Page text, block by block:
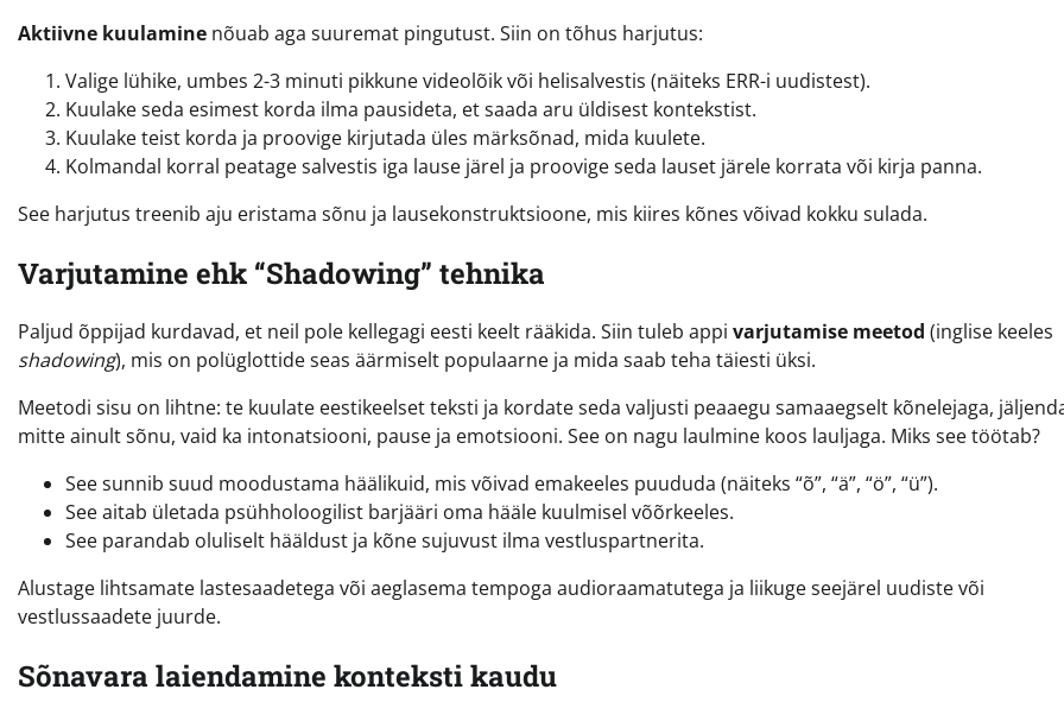
Aktiivne kuulamine nõuab aga suuremat pingutust. Siin on tõhus harjutus:
Valige lühike, umbes 2-3 minuti pikkune videolõik või helisalvestis (näiteks ERR-i uudistest).
Kuulake seda esimest korda ilma pausideta, et saada aru üldisest kontekstist.
Kuulake teist korda ja proovige kirjutada üles märksõnad, mida kuulete.
Kolmandal korral peatage salvestis iga lause järel ja proovige seda lauset järele korrata või kirja panna.
See harjutus treenib aju eristama sõnu ja lausekonstruktsioone, mis kiires kõnes võivad kokku sulada.
Varjutamine ehk “Shadowing” tehnika
Paljud õppijad kurdavad, et neil pole kellegagi eesti keelt rääkida. Siin tuleb appi varjutamise meetod (inglise keeles
shadowing), mis on polüglottide seas äärmiselt populaarne ja mida saab teha täiesti üksi.
Meetodi sisu on lihtne: te kuulate eestikeelset teksti ja kordate seda valjusti peaaegu samaaegselt kõnelejaga,
mitte ainult sõnu, vaid ka intonatsiooni, pause ja emotsiooni. See on nagu laulmine koos lauljaga. Miks see töötab?
See sunnib suud moodustama häälikuid, mis võivad emakeeles puududa (näiteks “õ”, “ä”, “ö”, “ü”).
See aitab ületada psühholoogilist barjääri oma hääle kuulmisel võõrkeeles.
See parandab oluliselt hääldust ja kõne sujuvust ilma vestluspartnerita.
Alustage lihtsamate lastesaadetega või aeglasema tempoga audioraamatutega ja liikuge seejärel uudiste või
vestlussaadete juurde.
Sõnavara laiendamine konteksti kaudu